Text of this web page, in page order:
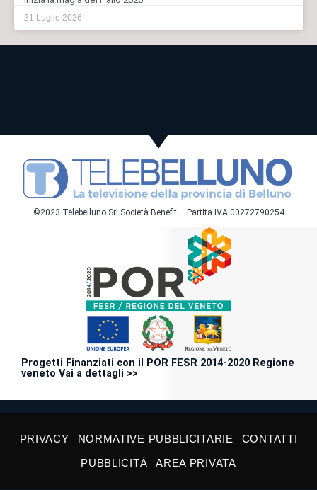
31 Luglio 2026
©2023 Telebelluno Srl Società Benefit – Partita IVA 00272790254
Progetti Finanziati con il POR FESR 2014-2020 Regione
veneto Vai a dettagli >>
PRIVACY NORMATIVE PUBBLICITARIE
CONTATTI
PUBBLICITÀ
AREA PRIVATA